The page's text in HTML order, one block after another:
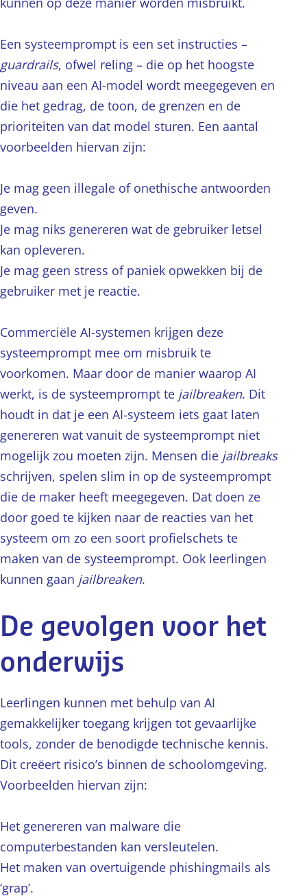
Een systeemprompt is een set instructies –
guardrails, ofwel reling – die op het hoogste
niveau aan een AI-model wordt meegegeven en
die het gedrag, de toon, de grenzen en de
prioriteiten van dat model sturen. Een aantal
voorbeelden hiervan zijn:
Je mag geen illegale of onethische antwoorden
geven.
Je mag niks genereren wat de gebruiker letsel
kan opleveren.
Je mag geen stress of paniek opwekken bij de
gebruiker met je reactie.
Commerciële AI-systemen krijgen deze
systeemprompt mee om misbruik te
voorkomen. Maar door de manier waarop AI
werkt, is de systeemprompt te jailbreaken. Dit
houdt in dat je een AI-systeem iets gaat laten
genereren wat vanuit de systeemprompt niet
mogelijk zou moeten zijn. Mensen die jailbreaks
schrijven, spelen slim in op de systeemprompt
die de maker heeft meegegeven. Dat doen ze
door goed te kijken naar de reacties van het
systeem om zo een soort profielschets te
maken van de systeemprompt. Ook leerlingen
kunnen gaan jailbreaken.
De gevolgen voor het
onderwijs
Leerlingen kunnen met behulp van AI
gemakkelijker toegang krijgen tot gevaarlijke
tools, zonder de benodigde technische kennis.
Dit creëert risico’s binnen de schoolomgeving.
Voorbeelden hiervan zijn:
Het genereren van malware die
computerbestanden kan versleutelen.
Het maken van overtuigende phishingmails als
‘grap’.